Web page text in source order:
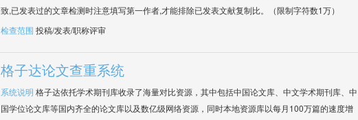
致,已发表过的文章检测时注意填写第一作者,才能排除已发表文献复制比。（限制字符数1万）
检查范围 投稿/发表/职称评审
格子达论文查重系统
系统说明 格子达依托学术期刊库收录了海量对比资源，其中包括中国论文库、中文学术期刊库、中
国学位论文库等国内齐全的论文库以及数亿级网络资源，同时本地资源库以每月100万篇的速度增